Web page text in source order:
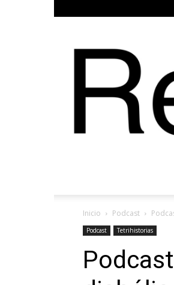
Inicio Podcast
Podcast Tetrihistorias